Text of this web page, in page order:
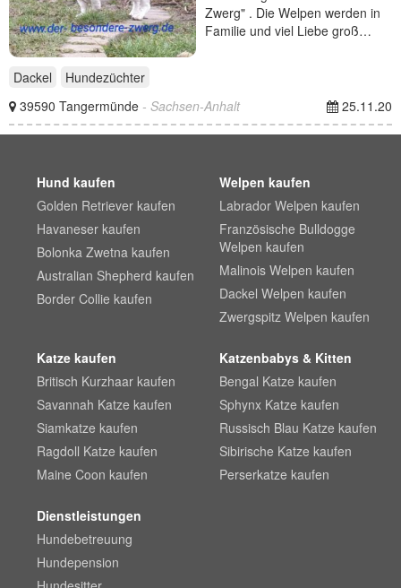
Zwerg" . Die Welpen werden in
Familie und viel Liebe groß…
Dackel
Hundezüchter
39590 Tangermünde - Sachsen-Anhalt 25.11.20
Hund kaufen
Golden Retriever kaufen
Havaneser kaufen
Bolonka Zwetna kaufen
Australian Shepherd kaufen
Border Collie kaufen
Welpen kaufen
Labrador Welpen kaufen
Französische Bulldogge
Welpen kaufen
Malinois Welpen kaufen
Dackel Welpen kaufen
Zwergspitz Welpen kaufen
Katze kaufen
Britisch Kurzhaar kaufen
Savannah Katze kaufen
Siamkatze kaufen
Ragdoll Katze kaufen
Maine Coon kaufen
Katzenbabys & Kitten
Bengal Katze kaufen
Sphynx Katze kaufen
Russisch Blau Katze kaufen
Sibirische Katze kaufen
Perserkatze kaufen
Dienstleistungen
Hundebetreuung
Hundepension